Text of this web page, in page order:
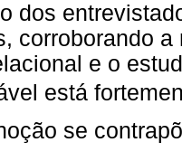
dos
corroborando
e o
está
se